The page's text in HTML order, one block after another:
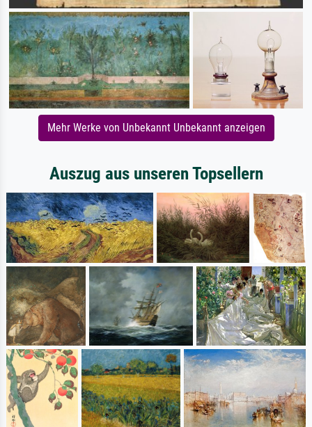
Mehr Werke von Unbekannt Unbekannt anzeigen
Auszug aus unseren Topsellern